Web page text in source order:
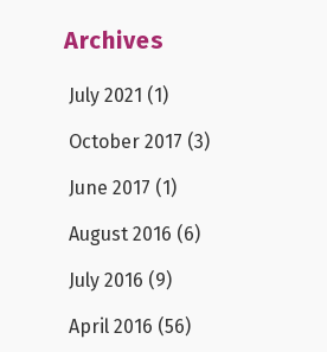
Archives
July 2021 (1)
October 2017 (3)
June 2017 (1)
August 2016 (6)
July 2016 (9)
April 2016 (56)